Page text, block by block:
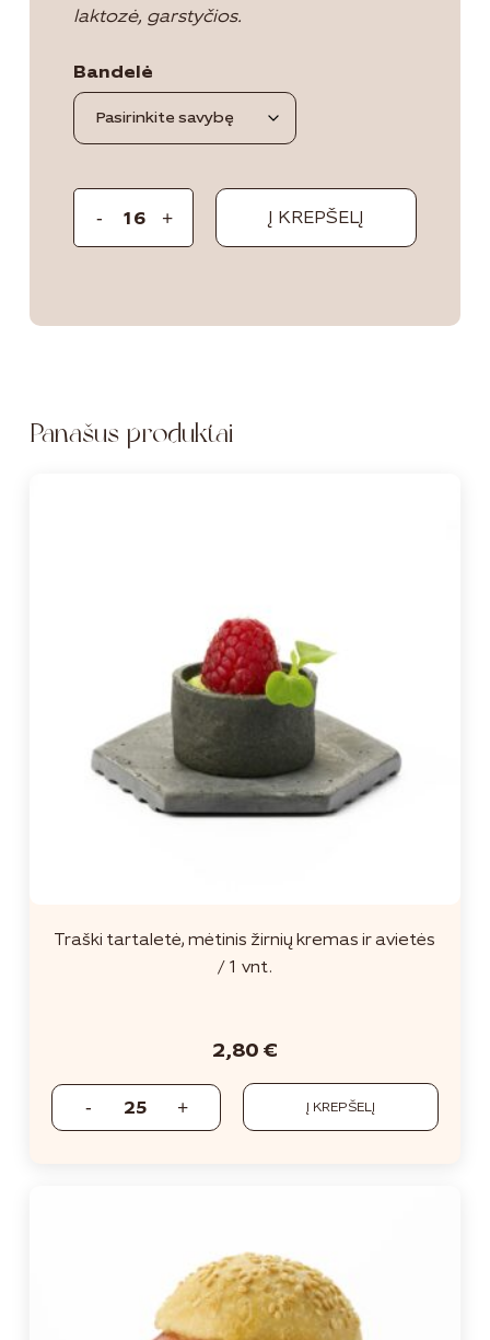
laktozė, garstyčios.
Bandelė
Į KREPŠELĮ
Panašūs produktai
Traški tartaletė, mėtinis žirnių kremas ir avietės
/ 1 vnt.
Į KREPŠELĮ
2,80 €